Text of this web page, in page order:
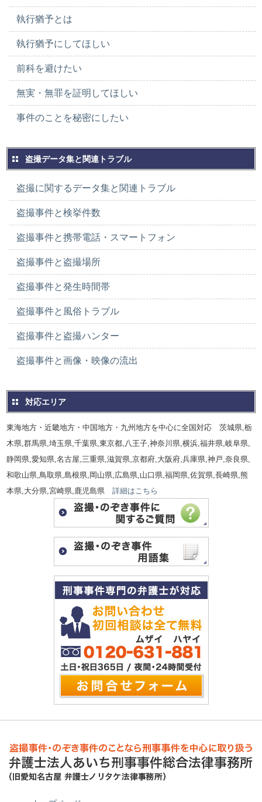
執行猶予とは
執行猶予にしてほしい
前科を避けたい
無実・無罪を証明してほしい
事件のことを秘密にしたい
盗撮データ集と関連トラブル
盗撮に関するデータ集と関連トラブル
盗撮事件と検挙件数
盗撮事件と携帯電話・スマートフォン
盗撮事件と盗撮場所
盗撮事件と発生時間帯
盗撮事件と風俗トラブル
盗撮事件と盗撮ハンター
盗撮事件と画像・映像の流出
対応エリア
東海地方・近畿地方・中国地方・九州地方を中心に全国対応 茨城県,栃
木県,群馬県,埼玉県,千葉県,東京都,八王子,神奈川県,横浜,福井県,岐阜県,
静岡県,愛知県,名古屋,三重県,滋賀県,京都府,大阪府,兵庫県,神戸,奈良県,
和歌山県,鳥取県,島根県,岡山県,広島県,山口県,福岡県,佐賀県,長崎県,熊
本県,大分県,宮崎県,鹿児島県詳細はこちら